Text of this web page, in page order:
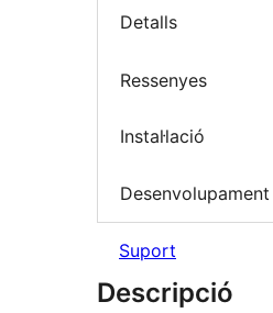
Detalls
Ressenyes
Instal·lació
Desenvolupament
Suport
Descripció